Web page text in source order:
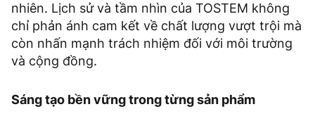
nhiên. Lịch sử và tầm nhìn của TOSTEM không
chỉ phản ánh cam kết về chất lượng vượt trội mà
còn nhấn mạnh trách nhiệm đối với môi trường
và cộng đồng.
Sáng tạo bền vững trong từng sản phẩm